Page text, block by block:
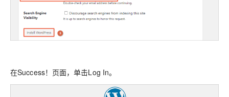
在Success！ 页面，单击Log In。